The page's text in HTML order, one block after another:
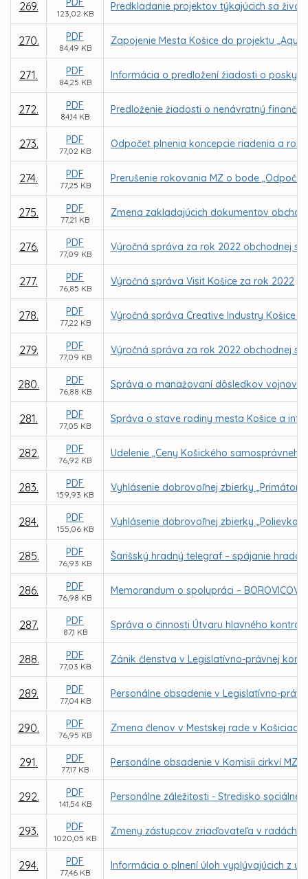
269.
123,02 KB
Predkladanie projektov týkajúcich sa
270. PDF
84,49 KB
Zapojenie Mesta Košice do projektu
271. PDF
84,25 KB
Informácia o predložení žiadosti o
272. PDF
84,14 KB
Predloženie žiadosti o nenávratný
273. PDF
77,02 KB
Odpočet plnenia koncepcie riadenia a
274. PDF
77,25 KB
Prerušenie rokovania MZ o bode
275. PDF
77,21 KB
Zmena zakladajúcich dokumentov
276. PDF
77,09 KB
Výročná správa za rok 2022 obchodnej
277. PDF
76,85 KB
Výročná správa Visit Košice za rok 2022
278. PDF
77,22 KB
Výročná správa Creative Industry Košice
279. PDF
77,09 KB
Výročná správa za rok 2022 obchodnej
280. PDF
76,88 KB
Správa o manažovaní dôsledkov
281. PDF
77,05 KB
Správa o stave rodiny mesta Košice a
282. PDF
76,92 KB
Udelenie „Ceny Košického samosprávneho
283. PDF
159,93 KB
Vyhlásenie dobrovoľnej zbierky
284. PDF
155,06 KB
Vyhlásenie dobrovoľnej zbierky „Polievka
285. PDF
76,93 KB
Šarišský hradný telegraf – spájanie
286. PDF
76,98 KB
Memorandum o spolupráci – BOROVICOVÝ
287. PDF
87,1 KB
Správa o činnosti Útvaru hlavného
288. PDF
77,03 KB
Zánik členstva v Legislatívno-právnej
289. PDF
77,04 KB
Personálne obsadenie v Legislatívno-
290. PDF
76,95 KB
Zmena členov v Mestskej rade v Košiciach
291. PDF
77,17 KB
Personálne obsadenie v Komisii cirkví MZ
292. PDF
141,54 KB
Personálne záležitosti - Stredisko
293. PDF
1020,05 KB
Zmeny zástupcov zriaďovateľa v radách
294. PDF
77,46 KB
Informácia o plnení úloh vyplývajúcich z